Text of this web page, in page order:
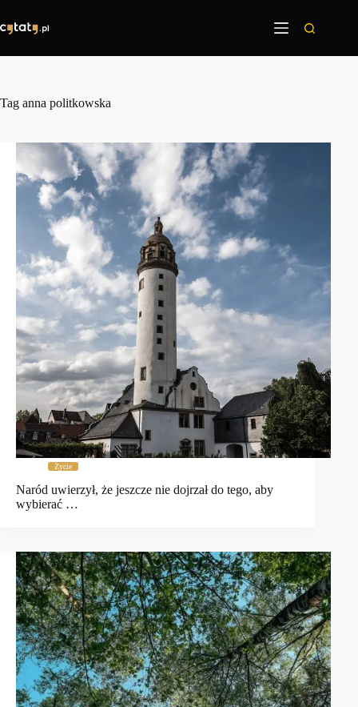
treści
Tag anna politkowska
Życie
Naród uwierzył, że jeszcze nie dojrzał do tego, aby
wybierać …